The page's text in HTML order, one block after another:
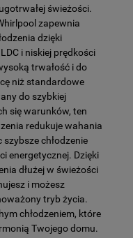
świeżości.
zapewnia
dzięki
i niskiej prędkości
trwałość i do
niż standardowe
do szybkiej
się warunków, ten
redukuje wahania
chłodzenie
energetycznej. Dzięki
dłużej w świeżości
i możesz
tryb życia.
chłodzeniem, które
Twojego domu.